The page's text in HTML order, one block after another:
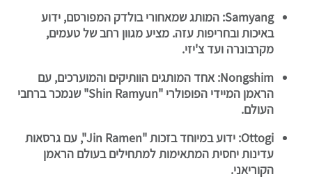
Samyang: המותג שמאחורי בולדק המפורסם, ידוע
באיכות ובחריפות עזה. מציע מגוון רחב של טעמים,
מקרבונרה ועד צ'יזי.
Nongshim: אחד המותגים הוותיקים והמוערכים, עם
הראמן המיידי הפופולרי "Shin Ramyun" שנמכר ברחבי
העולם.
Ottogi: ידוע במיוחד בזכות "Jin Ramen", עם גרסאות
עדינות יחסית המתאימות למתחילים בעולם הראמן
הקוריאני.